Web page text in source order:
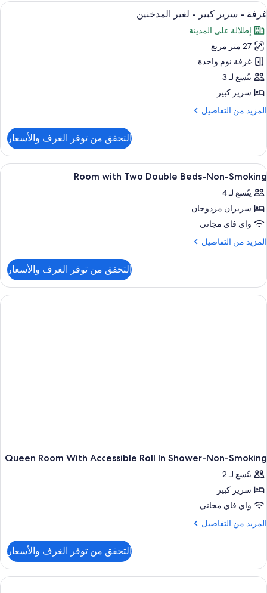
سرير
كبير
-
لغير
المدخنين
استعراض
جميع
صور
غرفة
-
سرير
كبير
-
لغير
6
غرفة - سرير كبير - لغير المدخنين
إطلالة على المدينة
27 متر مربع
غرفة نوم واحدة
يتّسع لـ 3
سرير كبير
المزيد من التفاصيل
المزيد
غرفة
سرير
كبير
-
لغير
المدخنين
التحقق من توفر الغرف والأسعار
استعراض
جميع
صور
Room
with
Two
Non-
Smoking
أغطية فراش متميزة وألحفة محشوة
1
Room with Two Double Beds-Non-Smoking
يتّسع لـ 4
سريران مزدوجان
واي فاي مجاني
المزيد من التفاصيل
المزيد
Room
with
Two
التحقق من توفر الغرف والأسعار
Queen Room With Accessible Roll In Shower-Non-Smoking
يتّسع لـ 2
سرير كبير
واي فاي مجاني
المزيد من التفاصيل
المزيد
Queen
Room
With
التحقق من توفر الغرف والأسعار